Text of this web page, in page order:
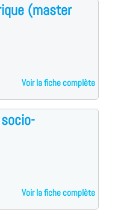
(master
Voir la fiche complète
Voir la fiche complète